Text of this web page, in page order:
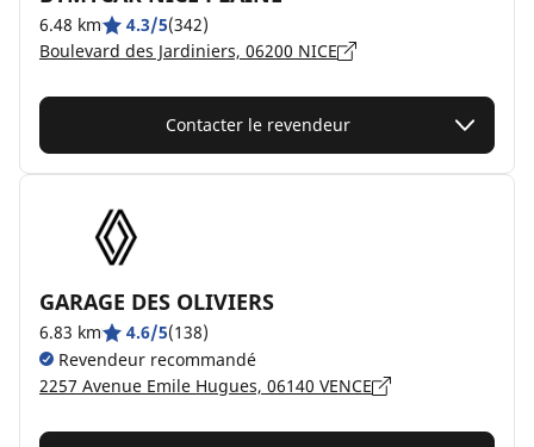
6.48 km 4.3/5(342)
Boulevard des Jardiniers, 06200 NICE
Contacter le revendeur
GARAGE DES OLIVIERS
6.83 km 4.6/5(138)
Revendeur recommandé
2257 Avenue Emile Hugues, 06140 VENCE